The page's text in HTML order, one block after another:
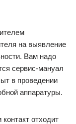
на выявление
Вам надо
сервис-мануал
в проведении
аппаратуры.
отходит